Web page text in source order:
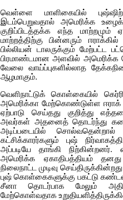
வெள்ளை மாளிகையில்
இடம்பெறுவதால் அமெரிக்க
குறிப்பிடத்தக்க எந்த மாற்றமும்
மாற்றத்திற்கு பின்னரும்
பில்லியன் டாலருக்கும் மேற்பட்ட
பிரமாண்டமான அளவில் அமெரிக்க
வேலை வாய்ப்புகளில்லாத
ஆழமாகும்.
வெளிநாட்டுக் கொள்கையில்
அமெரிக்கா மேற்கொண்டுள்ள ஈராக்
ஏற்பாடு செய்தது குறித்து
அவர்கள் அதனைத் தொடர்ந்து
அடிப்படையில் சொல்வதென்றால்
கட்சிக்காரர்களும் புஷ்
அப்படியே தாங்கி நிற்கின்றனர்.
அமெரிக்க ஏகாதிபத்தியம்
நிலைநாட்ட முடிவு
புஷ் கொள்கைகளுக்கு பகட்டு
சீனா தொடர்பாக மேலும்
மேற்கொள்வதாக